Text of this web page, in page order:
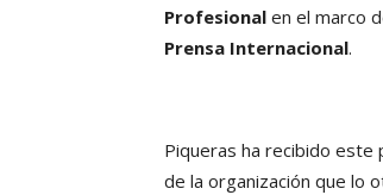
Profesional en el marco
Prensa Internacional.
Piqueras ha recibido
de la organización que lo